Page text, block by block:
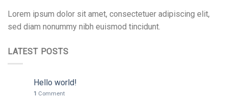
Lorem ipsum dolor sit amet, consectetuer adipiscing elit,
sed diam nonummy nibh euismod tincidunt.
LATEST POSTS
Hello world!
1 Comment